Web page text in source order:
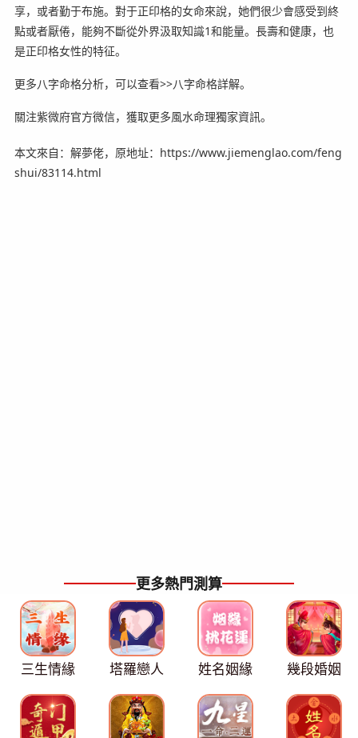
享，或者勤于布施。對于正印格的女命來說，她們很少會感受到終
點或者厭倦，能夠不斷從外界汲取知識1和能量。長壽和健康，也
是正印格女性的特征。
更多八字命格分析，可以查看>>八字命格詳解。
關注紫微府官方微信，獲取更多風水命理獨家資訊。
本文來自：解夢佬，原地址：https://www.jiemenglao.com/feng
shui/83114.html
更多熱門測算
三生情緣 塔羅戀人 姓名姻緣 幾段婚姻